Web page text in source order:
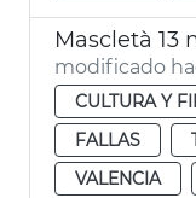
Mascletà 13
modificado
CULTURA Y
FALLAS
VALENCIA